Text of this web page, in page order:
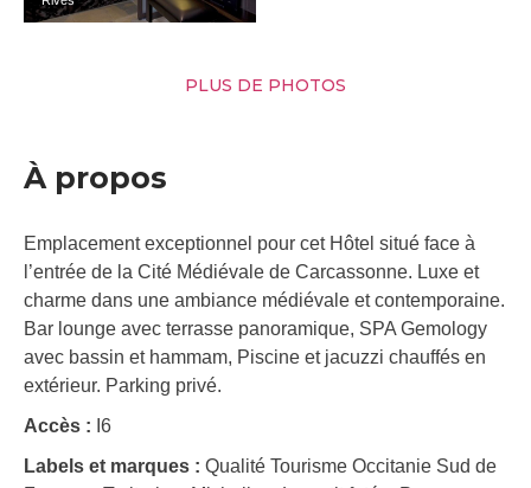
PLUS DE PHOTOS
À propos
Emplacement exceptionnel pour cet Hôtel situé face à
l’entrée de la Cité Médiévale de Carcassonne. Luxe et
charme dans une ambiance médiévale et contemporaine.
Bar lounge avec terrasse panoramique, SPA Gemology
avec bassin et hammam, Piscine et jacuzzi chauffés en
extérieur. Parking privé.
Accès : I6
Labels et marques : Qualité Tourisme Occitanie Sud de